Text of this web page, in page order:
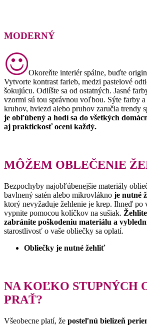
MODERNÝ
Okoreňte interiér spálne, buďte
Vytvorte kontrast farieb, medzi pastelové
šokujúcu. Odlíšte sa od ostatných. Jasné
vzormi sú tou správnou voľbou. Sýte farby
kruhov, hviezd alebo pruhov zaručia trendy
je obľúbený a hodí sa do všetkých
aj praktickosť ocení každý.
MÔŽEM OBLEČENIE
Bezpochyby najobľúbenejšie materiály
bavlnený satén alebo mikrovlákno je nutné
ktorý nevyžaduje žehlenie je krep. Ihneď po
vypnite pomocou kolíčkov na sušiak.
zabránite poškodeniu materiálu a
starostlivosť o vaše obliečky sa oplatí.
Obliečky je nutné žehliť
NA KOĽKO STUPNÝCH
PRAŤ?
Všeobecne platí, že posteľnú bielizeň